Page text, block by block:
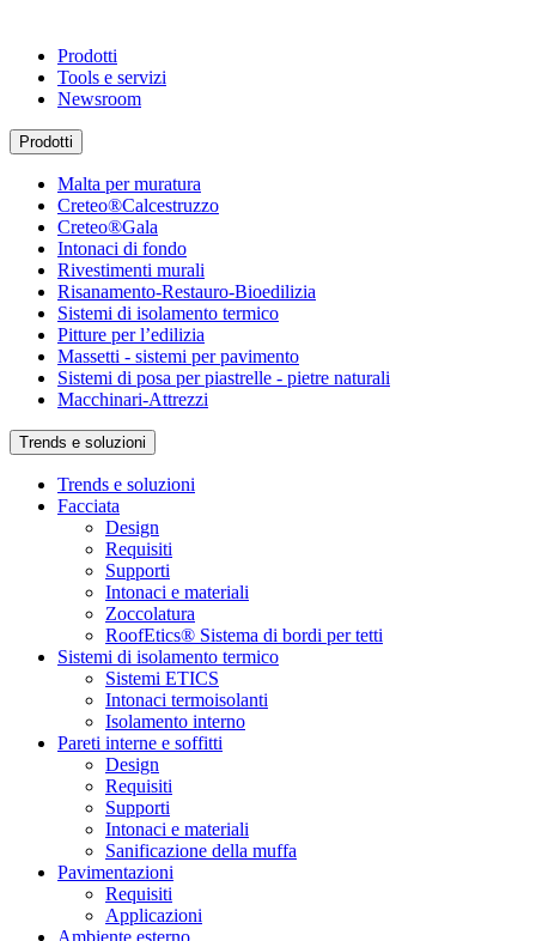
Prodotti
Tools e servizi
Newsroom
Prodotti
Malta per muratura
Creteo®Calcestruzzo
Creteo®Gala
Intonaci di fondo
Rivestimenti murali
Risanamento-Restauro-Bioedilizia
Sistemi di isolamento termico
Pitture per l’edilizia
Massetti - sistemi per pavimento
Sistemi di posa per piastrelle - pietre naturali
Macchinari-Attrezzi
Trends e soluzioni
Trends e soluzioni
Facciata
Design
Requisiti
Supporti
Intonaci e materiali
Zoccolatura
RoofEtics® Sistema di bordi per tetti
Sistemi di isolamento termico
Sistemi ETICS
Intonaci termoisolanti
Isolamento interno
Pareti interne e soffitti
Design
Requisiti
Supporti
Intonaci e materiali
Sanificazione della muffa
Pavimentazioni
Requisiti
Applicazioni
Ambiente esterno